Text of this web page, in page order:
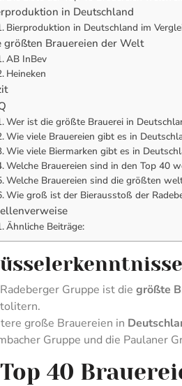
in Deutschland
Bierproduktion in Deutschland im
größten Brauereien der Welt
AB InBev
Heineken
Wer ist die größte Brauerei in
Wie viele Brauereien gibt es in
Wie viele Biermarken gibt es in
Welche Brauereien sind in den Top 40
Welche Brauereien sind die größten
Wie groß ist der Bierausstoß der
Ähnliche Beiträge:
Gruppe ist die größte
große Brauereien in
Gruppe und die Paulaner
40